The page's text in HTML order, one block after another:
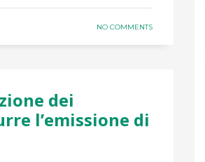
NO COMMENTS
dei
l’emissione di